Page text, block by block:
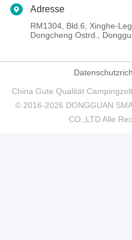
Adresse
RM1304, Bld.6, Xinghe-
Dongcheng Ostrd.,
China Gute Qualität
© 2016-2026 DONGGUAN
CO.,LTD Alle